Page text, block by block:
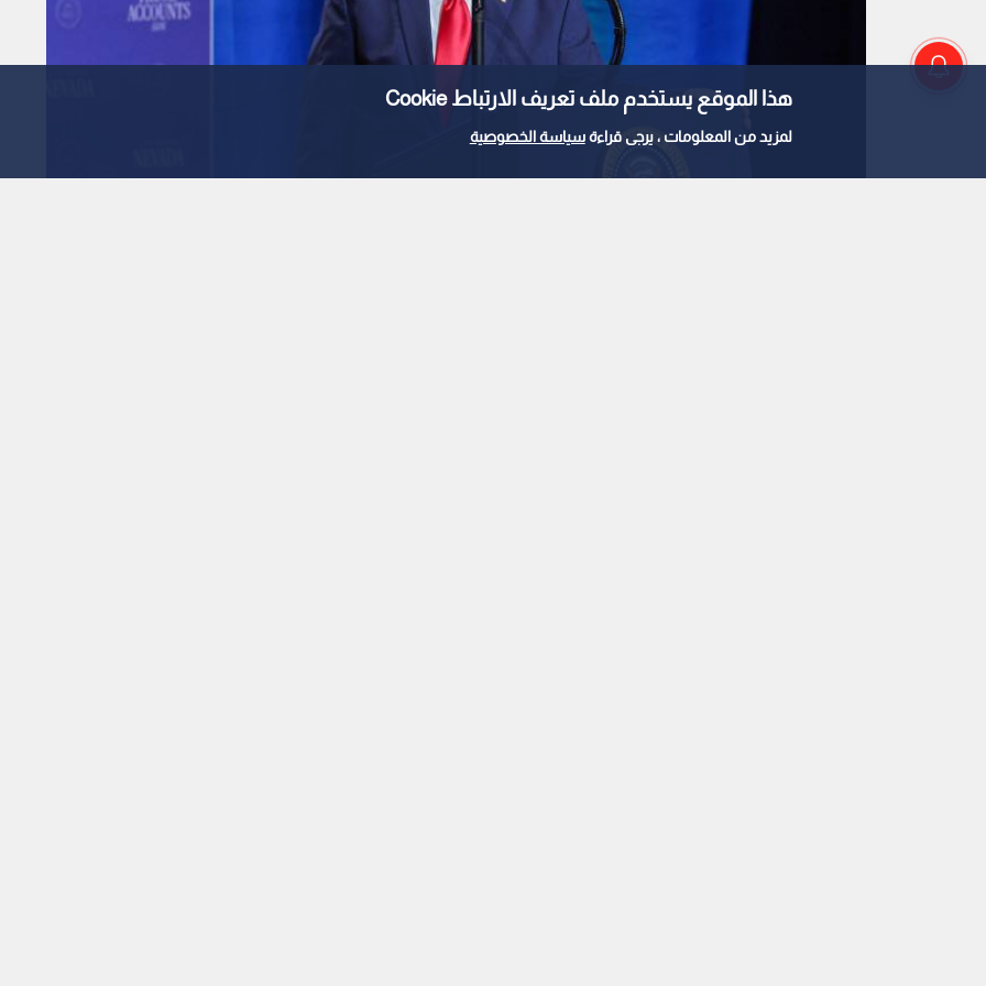
هذا الموقع يستخدم ملف تعريف الارتباط Cookie
لمزيد من المعلومات ، يرجى قراءةسياسة الخصوصية